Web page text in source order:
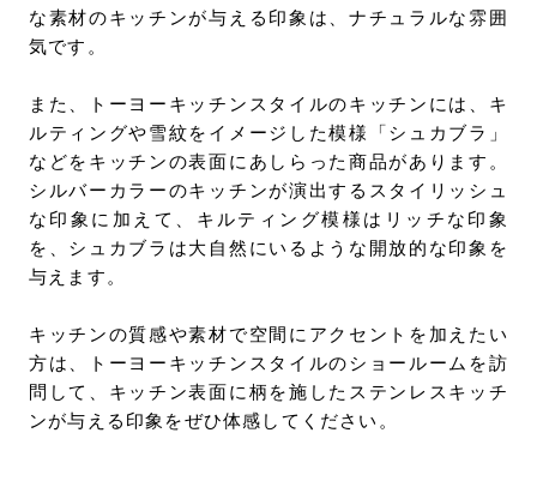
な素材のキッチンが与える印象は、ナチュラルな雰囲
気です。
また、トーヨーキッチンスタイルのキッチンには、キ
ルティングや雪紋をイメージした模様「シュカブラ」
などをキッチンの表面にあしらった商品があります。
シルバーカラーのキッチンが演出するスタイリッシュ
な印象に加えて、キルティング模様はリッチな印象
を、シュカブラは大自然にいるような開放的な印象を
与えます。
キッチンの質感や素材で空間にアクセントを加えたい
方は、トーヨーキッチンスタイルのショールームを訪
問して、キッチン表面に柄を施したステンレスキッチ
ンが与える印象をぜひ体感してください。